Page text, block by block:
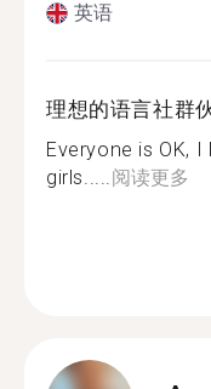
英语
理想的语言社群
Everyone is OK,
girls.....阅读更多